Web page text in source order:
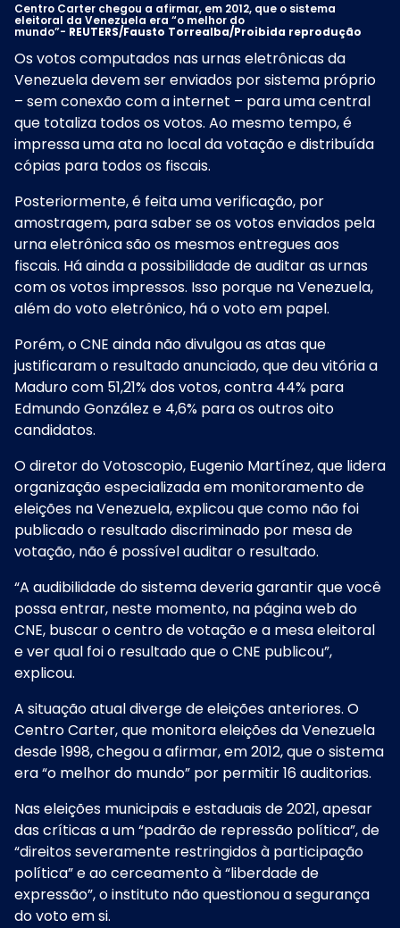
Centro Carter chegou a afirmar, em 2012, que o sistema
eleitoral da Venezuela era “o melhor do
mundo”- REUTERS/Fausto Torrealba/Proibida reprodução
Os votos computados nas urnas eletrônicas da
Venezuela devem ser enviados por sistema próprio
– sem conexão com a internet – para uma central
que totaliza todos os votos. Ao mesmo tempo, é
impressa uma ata no local da votação e distribuída
cópias para todos os fiscais.
Posteriormente, é feita uma verificação, por
amostragem, para saber se os votos enviados pela
urna eletrônica são os mesmos entregues aos
fiscais. Há ainda a possibilidade de auditar as urnas
com os votos impressos. Isso porque na Venezuela,
além do voto eletrônico, há o voto em papel.
Porém, o CNE ainda não divulgou as atas que
justificaram o resultado anunciado, que deu vitória a
Maduro com 51,21% dos votos, contra 44% para
Edmundo González e 4,6% para os outros oito
candidatos.
O diretor do Votoscopio, Eugenio Martínez, que lidera
organização especializada em monitoramento de
eleições na Venezuela, explicou que como não foi
publicado o resultado discriminado por mesa de
votação, não é possível auditar o resultado.
“A audibilidade do sistema deveria garantir que você
possa entrar, neste momento, na página web do
CNE, buscar o centro de votação e a mesa eleitoral
e ver qual foi o resultado que o CNE publicou”,
explicou.
A situação atual diverge de eleições anteriores. O
Centro Carter, que monitora eleições da Venezuela
desde 1998, chegou a afirmar, em 2012, que o sistema
era “o melhor do mundo” por permitir 16 auditorias.
Nas eleições municipais e estaduais de 2021, apesar
das críticas a um “padrão de repressão política”, de
“direitos severamente restringidos à participação
política” e ao cerceamento à “liberdade de
expressão”, o instituto não questionou a segurança
do voto em si.